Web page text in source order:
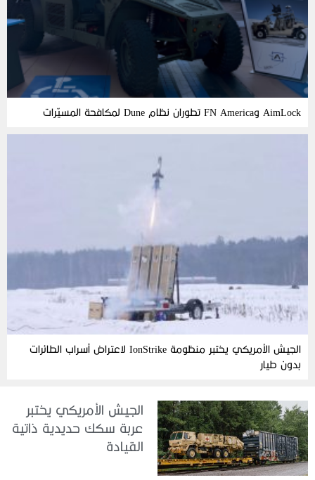
AimLock وFN America تطوران نظام Dune لمكافحة المسيّرات
الجيش الأمريكي يختبر منظومة IonStrike لاعتراض أسراب الطائرات
بدون طيار
الجيش الأمريكي يختبر
عربة سكك حديدية ذاتية
القيادة